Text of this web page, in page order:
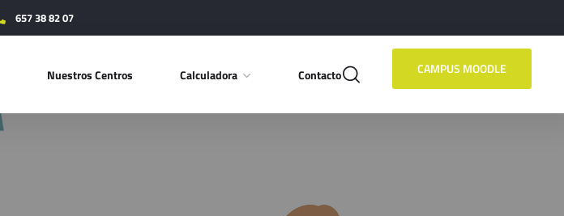
657 38 82 07
Nuestros Centros Calculadora Contacto CAMPUS MOODLE